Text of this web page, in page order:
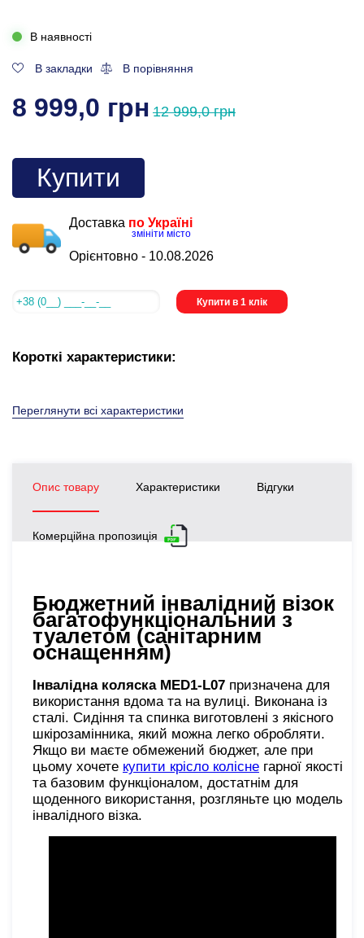
В наявності
В закладки В порівняння
8 999,0 грн 12 999,0 грн
Купити
Доставка по Україні
змініти місто
Орієнтовно - 10.08.2026
Купити в 1 клік
Короткі характеристики:
Переглянути всі характеристики
Опис товару Характеристики Відгуки
Комерційна пропозиція
Бюджетний інвалідний візок
багатофункціональний з
туалетом (санітарним
оснащенням)
Інвалідна коляска MED1-L07 призначена для
використання вдома та на вулиці. Виконана із
сталі. Сидіння та спинка виготовлені з якісного
шкірозамінника, який можна легко обробляти.
Якщо ви маєте обмежений бюджет, але при
цьому хочете купити крісло колісне гарної якості
та базовим функціоналом, достатнім для
щоденного використання, розгляньте цю модель
інвалідного візка.